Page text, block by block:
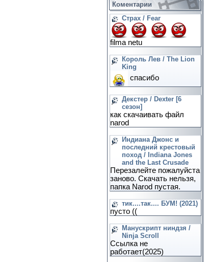
Коментарии
Страх / Fear
filma netu
Король Лев / The Lion
King
спасибо
Декстер / Dexter [6
сезон]
как скачаивать файл
narod
Индиана Джонс и
последний крестовый
поход / Indiana Jones
and the Last Crusade
Перезалейте пожалуйста
заново. Скачать нельзя,
папка Narod пустая.
тик....так.... БУМ! (2021)
пусто ((
Манускрипт ниндзя /
Ninja Scroll
Ссылка не
работает(2025)